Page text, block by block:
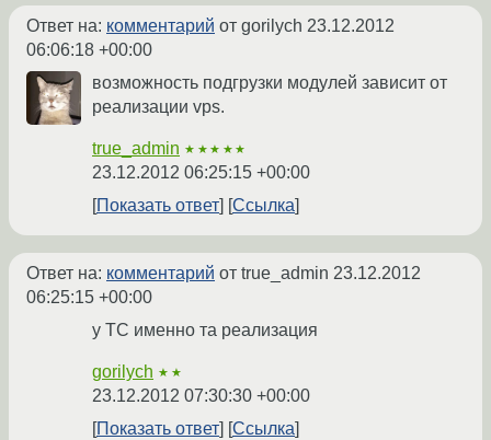
Ответ на: комментарий от gorilych 23.12.2012
06:06:18 +00:00
возможность подгрузки модулей зависит от
реализации vps.
true_admin ★★★★★
23.12.2012 06:25:15 +00:00
Показать ответ
Ссылка
Ответ на: комментарий от true_admin 23.12.2012
06:25:15 +00:00
у ТС именно та реализация
gorilych ★★
23.12.2012 07:30:30 +00:00
Показать ответ
Ссылка